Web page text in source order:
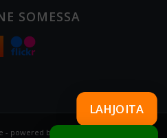
SOMESSA
- powered by Enfold WordPress
LAHJOITA